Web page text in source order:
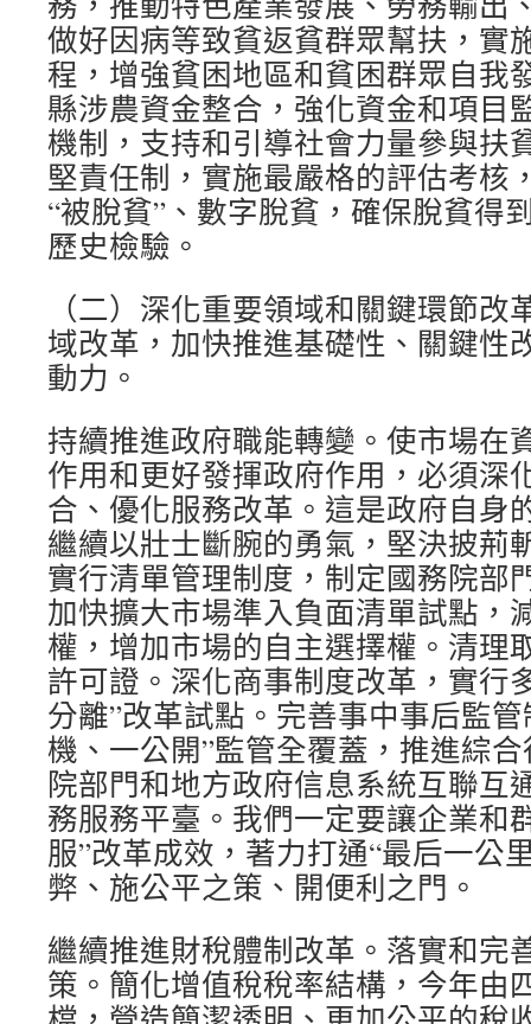
做好因病等致貧返貧群眾幫扶，實
程，增強貧困地區和貧困群眾自我
縣涉農資金整合，強化資金和項目
機制，支持和引導社會力量參與扶
堅責任制，實施最嚴格的評估考核
“被脫貧”、數字脫貧，確保脫貧得
歷史檢驗。
（二）深化重要領域和關鍵環節改
域改革，加快推進基礎性、關鍵性
動力。
持續推進政府職能轉變。使市場在
作用和更好發揮政府作用，必須深
合、優化服務改革。這是政府自身
繼續以壯士斷腕的勇氣，堅決披荊
實行清單管理制度，制定國務院部
加快擴大市場準入負面清單試點，
權，增加市場的自主選擇權。清理
許可證。深化商事制度改革，實行
分離”改革試點。完善事中事后監
機、一公開”監管全覆蓋，推進綜
院部門和地方政府信息系統互聯互
務服務平臺。我們一定要讓企業和
服”改革成效，著力打通“最后一公
弊、施公平之策、開便利之門。
繼續推進財稅體制改革。落實和完
策。簡化增值稅稅率結構，今年由